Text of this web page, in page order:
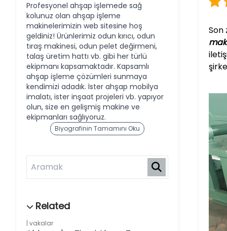
Profesyonel ahşap işlemede sağ
kolunuz olan ahşap işleme
makinelerimizin web sitesine hoş
geldiniz! Ürünlerimiz odun kırıcı, odun
tıraş makinesi, odun pelet değirmeni,
talaş üretim hattı vb. gibi her türlü
ekipmanı kapsamaktadır. Kapsamlı
ahşap işleme çözümleri sunmaya
kendimizi adadık. İster ahşap mobilya
imalatı, ister inşaat projeleri vb. yapıyor
olun, size en gelişmiş makine ve
ekipmanları sağlıyoruz.
Biyografinin Tamamını Oku
vakalar
Son